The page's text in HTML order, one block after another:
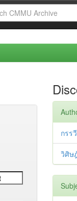
กรร
วิศิษ